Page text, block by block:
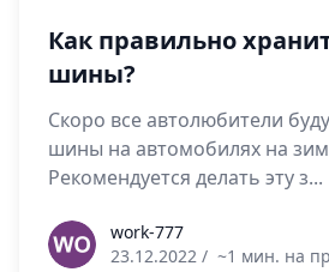
Как правильно
шины?
Скоро все автолюбители
шины на автомобилях на
Рекомендуется делать эту з...
work-777work-777
23.12.2022 / ~1 мин. на